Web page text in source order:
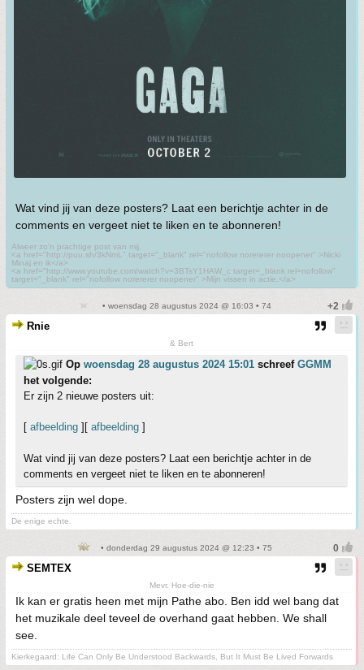
Wat vind jij van deze posters? Laat een berichtje achter in de
comments en vergeet niet te liken en te abonneren!
Alweer zo'n prachtige post van mij.
<a href="http://puu.sh/3kNmL" target="_blank" rel="nofollow norererer noopener" >Nicki
Minaj en ik</a>
<a href="http://www.youtube.com/watch?v=3BTsY1HAW_c target=_blank rel=nofollow"
target="_blank" rel="nofollow norererer noopener" >Mijn vissen in actie.</a>
• woensdag 28 augustus 2024 @ 16:03 • 74
Rnie
& Bert
Op woensdag 28 augustus 2024 15:01 schreef GGMM
het volgende:
Er zijn 2 nieuwe posters uit:
[ afbeelding ][ afbeelding ]
Wat vind jij van deze posters? Laat een berichtje achter in de
comments en vergeet niet te liken en te abonneren!
Posters zijn wel dope.
De enige echte.
• donderdag 29 augustus 2024 @ 12:23 • 75
SEMTEX
Mevr. Hoe-die-nie
Ik kan er gratis heen met mijn Pathe abo. Ben idd wel bang dat
het muzikale deel teveel de overhand gaat hebben. We shall
see.
Kierkegaard: Life Can Only Be Understood Backwards, But It Must Be Lived Forwards